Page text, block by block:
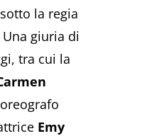
la regia
Una giuria di
tra cui la
Emy